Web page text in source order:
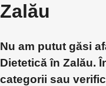
Zalău
Nu am putut găsi
Dietetică în Zalău.
categorii sau